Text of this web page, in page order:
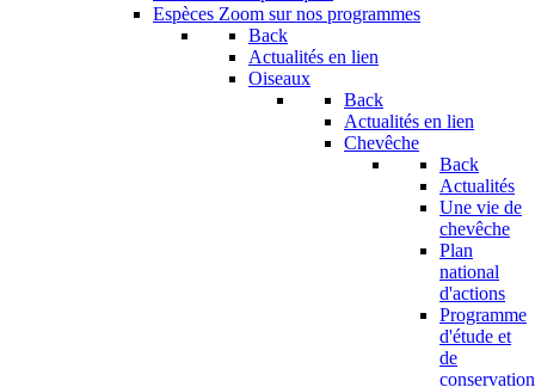
Espèces Zoom sur nos programmes
Back
Actualités en lien
Oiseaux
Back
Actualités en lien
Chevêche
Back
Actualités
Une vie de
chevêche
Plan
national
d'actions
Programme
d'étude et
de
conservation